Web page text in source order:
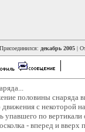
декабрь 2005 |
половины снаряда
движения с некоторой
упавшего по
- вперед и